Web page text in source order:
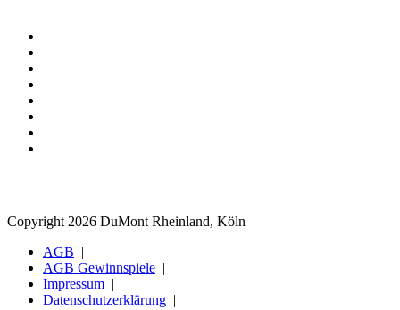
Copyright 2026 DuMont Rheinland, Köln
AGB
AGB Gewinnspiele
Impressum
Datenschutzerklärung